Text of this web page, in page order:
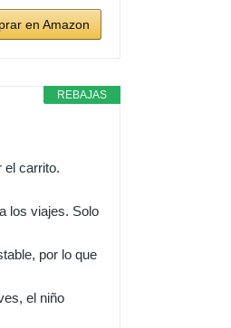
en Amazon
REBAJAS
el carrito.
los viajes. Solo
por lo que
el niño